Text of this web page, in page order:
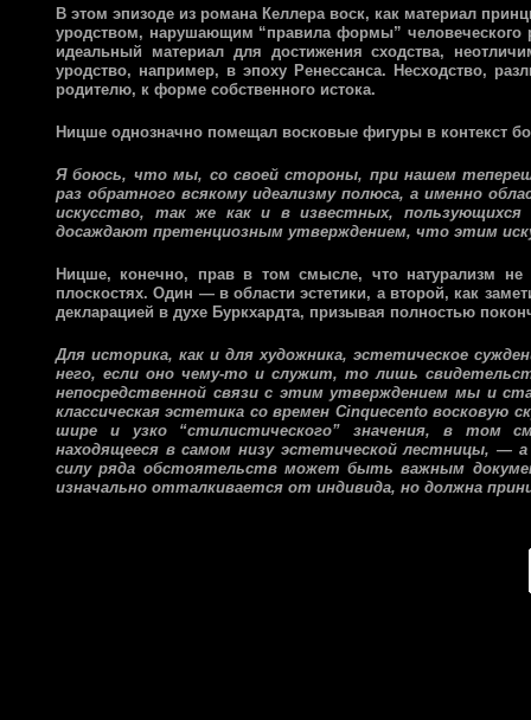
В этом эпизоде из романа Келлера воск, как материал
уродством, нарушающим “правила формы” человеческого
идеальный материал для достижения сходства,
уродство, например, в эпоху Ренессанса. Несходство,
родителю, к форме собственного истока.
Ницше однозначно помещал восковые фигуры в контекст
Я боюсь, что мы, со своей стороны, при нашем
раз обратного всякому идеализму полюса, а именно
искусство, так же как и в известных,
досаждают претенциозным утверждением, что этим
Ницше, конечно, прав в том смысле, что натурализм не
плоскостях. Один — в области эстетики, а второй, как
декларацией в духе Буркхардта, призывая полностью
Для историка, как и для художника, эстетическое
него, если оно чему-то и служит, то лишь
непосредственной связи с этим утверждением мы и
классическая эстетика со времен Cinquecento восковую
шире и узко “стилистического” значения, в том
находящееся в самом низу эстетической лестницы,
силу ряда обстоятельств может быть важным
изначально отталкивается от индивида, но должна